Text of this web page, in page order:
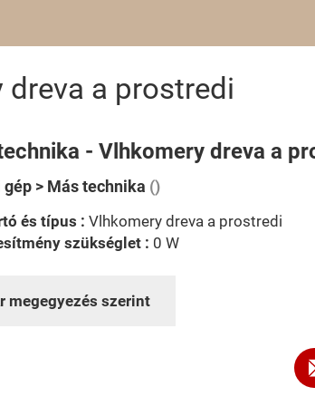
a prostredi
- Vlhkomery dreva a
> Más technika ()
és típus : Vlhkomery dreva a prostredi
szükséglet : 0 W
megegyezés szerint